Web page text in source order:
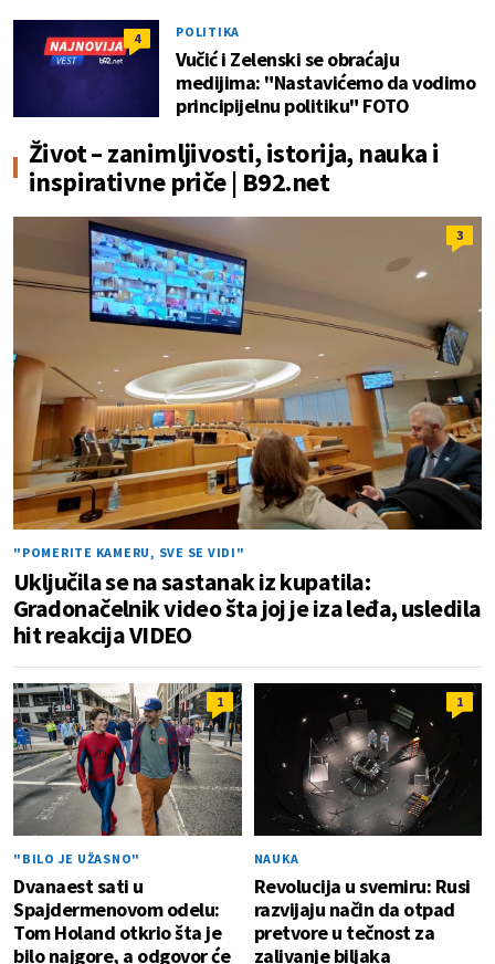
4 POLITIKA
Vučić i Zelenski se obraćaju
medijima: "Nastavićemo da vodimo
principijelnu politiku" FOTO
Život – zanimljivosti, istorija, nauka i
inspirativne priče | B92.net
3
"POMERITE KAMERU, SVE SE VIDI"
Uključila se na sastanak iz kupatila:
Gradonačelnik video šta joj je iza leđa, usledila
hit reakcija VIDEO
1
"BILO JE UŽASNO"
Dvanaest sati u
Spajdermenovom odelu:
Tom Holand otkrio šta je
bilo najgore, a odgovor će
1
NAUKA
Revolucija u svemiru: Rusi
razvijaju način da otpad
pretvore u tečnost za
zalivanje biljaka